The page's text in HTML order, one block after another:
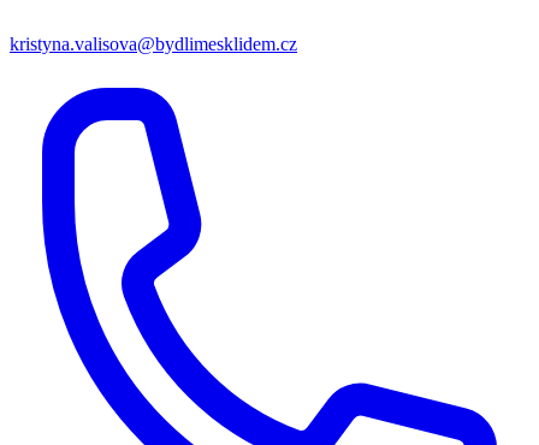
kristyna.valisova@bydlimesklidem.cz